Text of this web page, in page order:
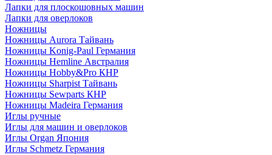
Лапки для плоскошовных машин
Лапки для оверлоков
Ножницы
Ножницы Aurora Тайвань
Ножницы Konig-Paul Германия
Ножницы Hemline Австралия
Ножницы Hobby&Pro КНР
Ножницы Sharpist Тайвань
Ножницы Sewparts КНР
Ножницы Madeira Германия
Иглы ручные
Иглы для машин и оверлоков
Иглы Organ Япония
Иглы Schmetz Германия